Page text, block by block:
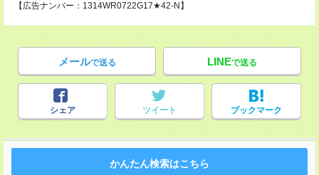
【広告ナンバー：1314WR0722G17★42-N】
メールで送る LINEで送る
シェア ツイート ブックマーク
かんたん検索はこちら